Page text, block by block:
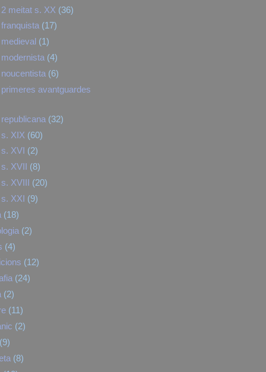
meitat s. XX (36)
(17)
(1)
(4)
(6)
avantguardes
(32)
XIX (60)
XVI (2)
XVII (8)
XVIII (20)
XXI (9)
(18)
(2)
(4)
(12)
(24)
(2)
(11)
(2)
(9)
(8)